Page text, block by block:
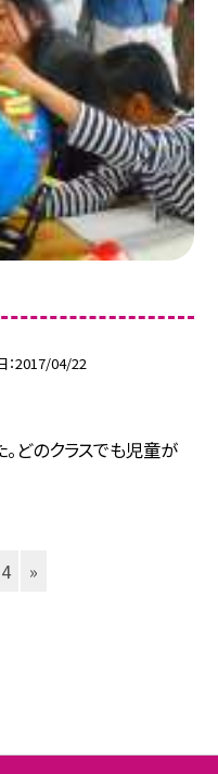
2017/04/22
どのクラスでも児童が
4 »